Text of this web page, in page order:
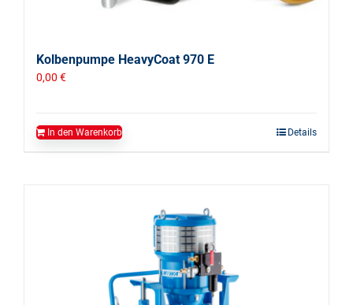
Kolbenpumpe HeavyCoat 970 E
0,00 €
In den Warenkorb Details